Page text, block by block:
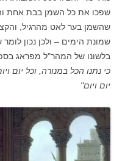
שפכו את כל השמן בבת אחת
שהשמן בער לאט מהרגיל,
שמונת הימים – ולכן נכון
בלשונו של המהר"ל מפראג
כי נתנו הכל במנורה, וכל יום
יום ויום"